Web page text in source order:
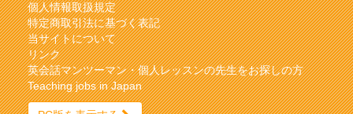
個人情報取扱規定
特定商取引法に基づく表記
当サイトについて
リンク
英会話マンツーマン・個人レッスンの先生をお探しの方
Teaching jobs in Japan